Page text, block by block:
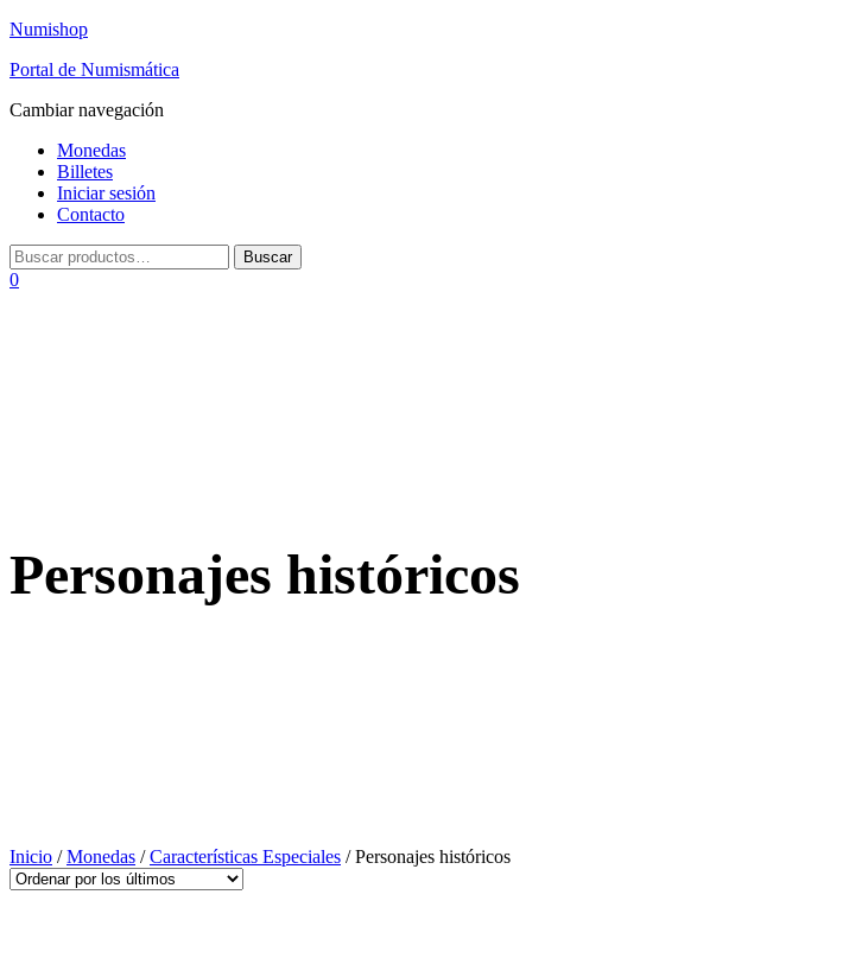
Numishop
Portal de Numismática
Cambiar navegación
Monedas
Billetes
Iniciar sesión
Contacto
0
Personajes históricos
Inicio /Monedas /Características Especiales / Personajes históricos